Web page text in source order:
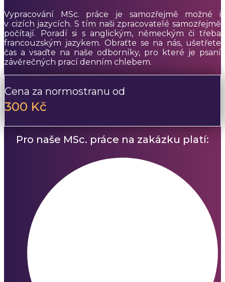
Vypracování MSc. práce je samozřejmě možné i
v cizích jazycích. S tím naši zpracovatelé samozřejmě
počítají. Poradí si s anglickým, německým či třeba
francouzským jazykem. Obraťte se na nás, ušetřete
čas a vsaďte na naše odborníky, pro které je psaní
závěrečných prací denním chlebem.
Cena za normostranu od
300 Kč
Pro naše MSc. práce na zakázku platí: